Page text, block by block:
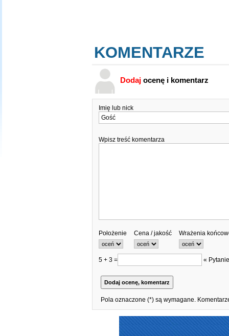
KOMENTARZE
Dodajocenę i komentarz
Imię lub nick
Wpisz treść komentarza
Położenie Cena / jakość Wrażenia
5 + 3 = «
Pola oznaczone (*) są wymagane.